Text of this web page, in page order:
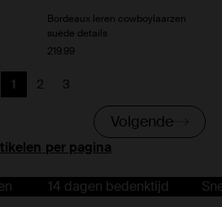
Bordeaux leren cowboylaarzen
suède details
219.99
per pagina
Huidige pagina
1
Vorige
2
Vorige
3
Volgende
14 dagen bedenktijd Snelle